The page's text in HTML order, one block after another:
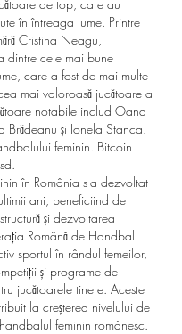
de top, care au
în întreaga lume. Printre
Cristina Neagu,
dintre cele mai bune
care a fost de mai multe
mai valoroasă jucătoare a
notabile includ Oana
și Ionela Stanca.
feminin. Bitcoin
în România s-a dezvoltat
ani, beneficiind de
și dezvoltarea
Română de Handbal
sportul în rândul femeilor,
și programe de
jucătoarele tinere. Aceste
la creșterea nivelului de
feminin românesc.